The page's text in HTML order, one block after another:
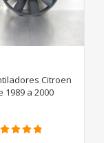
Citroen
1989 a 2000